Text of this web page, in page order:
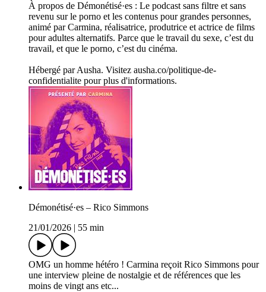
À propos de Démonétisé·es : Le podcast sans filtre et sans
revenu sur le porno et les contenus pour grandes personnes,
animé par Carmina, réalisatrice, produtrice et actrice de films
pour adultes alternatifs. Parce que le travail du sexe, c’est du
travail, et que le porno, c’est du cinéma.
Hébergé par Ausha. Visitez ausha.co/politique-de-
confidentialite pour plus d'informations.
Démonétisé·es – Rico Simmons
21/01/2026
55 min
OMG un homme hétéro ! Carmina reçoit Rico Simmons pour
une interview pleine de nostalgie et de références que les
moins de vingt ans etc...